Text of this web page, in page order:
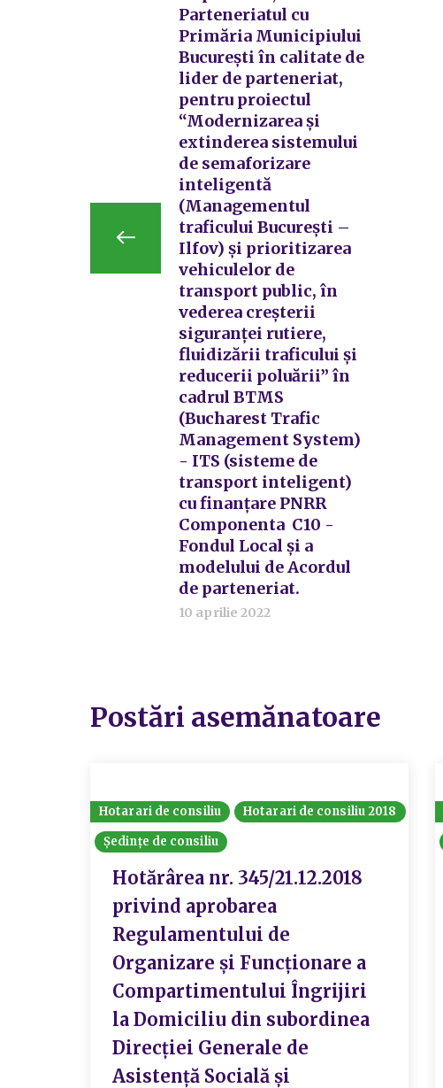
Parteneriatul cu
Primăria Municipiului
București în calitate de
lider de parteneriat,
pentru proiectul
“Modernizarea și
extinderea sistemului
de semaforizare
inteligentă
(Managementul
traficului București –
Ilfov) și prioritizarea
vehiculelor de
transport public, în
vederea creșterii
siguranței rutiere,
fluidizării traficului și
reducerii poluării” în
cadrul BTMS
(Bucharest Trafic
Management System)
- ITS (sisteme de
transport inteligent)
cu finanțare PNRR
Componenta C10 -
Fondul Local și a
modelului de Acordul
de parteneriat.
10 aprilie 2022
Postări asemănatoare
Hotarari de consiliu
Hotarari de consiliu 2018
Ședințe de consiliu
Hotărârea nr. 345/21.12.2018
privind aprobarea
Regulamentului de
Organizare și Funcționare a
Compartimentului Îngrijiri
la Domiciliu din subordinea
Direcției Generale de
Asistență Socială și